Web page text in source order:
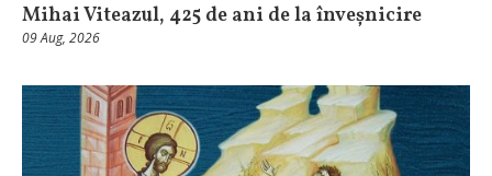
Mihai Viteazul, 425 de ani de la înveșnicire
09 Aug, 2026